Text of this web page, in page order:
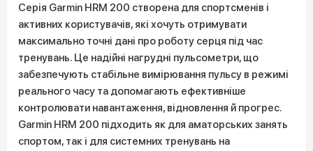
Серія Garmin HRM 200 створена для спортсменів і
активних користувачів, які хочуть отримувати
максимально точні дані про роботу серця під час
тренувань. Це надійні нагрудні пульсометри, що
забезпечують стабільне вимірювання пульсу в режимі
реального часу та допомагають ефективніше
контролювати навантаження, відновлення й прогрес.
Garmin HRM 200 підходить як для аматорських занять
спортом, так і для системних тренувань на